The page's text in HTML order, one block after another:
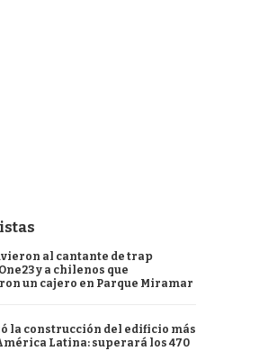
al cantante de trap
y a chilenos que
un cajero en Parque Miramar
la construcción del edificio más
Latina: superará los 470